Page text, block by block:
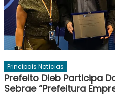
Principais Notícias
Prefeito Dieb Participa
Sebrae “Prefeitura